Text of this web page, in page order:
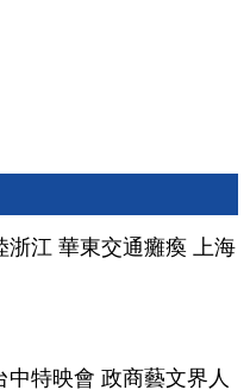
浙江 華東交通癱瘓 上海
中特映會 政商藝文界人